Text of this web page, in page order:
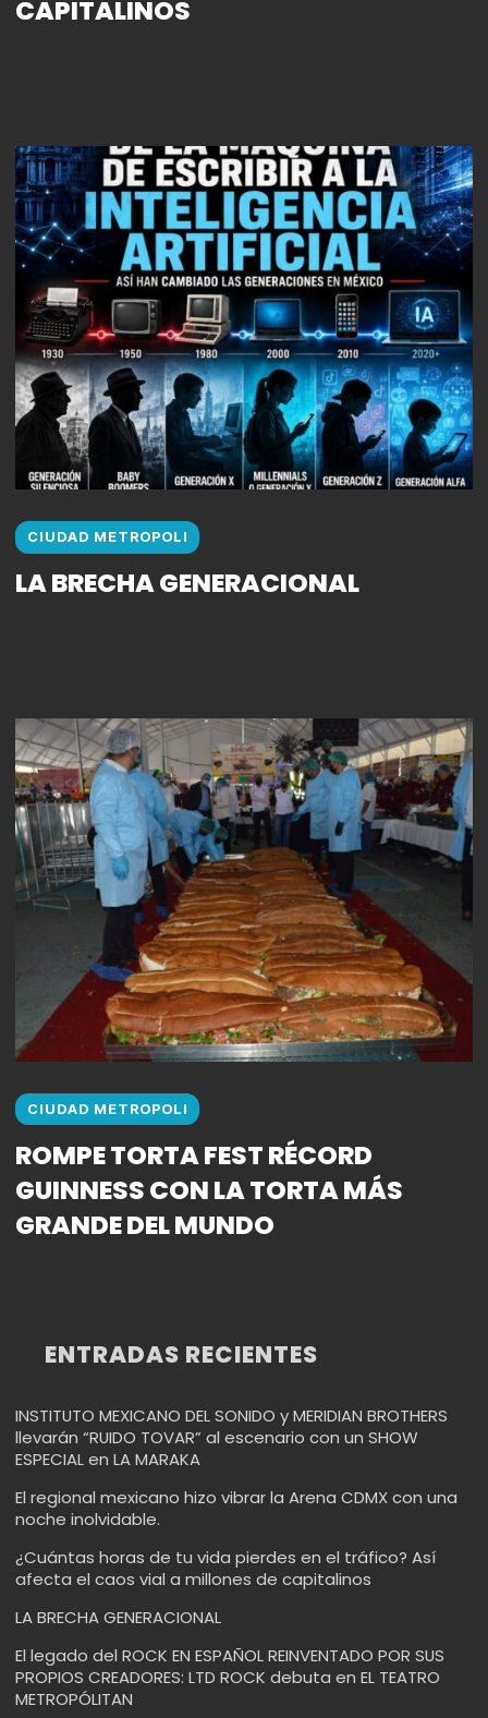
CAPITALINOS
CIUDAD METROPOLI
LA BRECHA GENERACIONAL
CIUDAD METROPOLI
ROMPE TORTA FEST RÉCORD
GUINNESS CON LA TORTA MÁS
GRANDE DEL MUNDO
ENTRADAS RECIENTES
INSTITUTO MEXICANO DEL SONIDO y MERIDIAN BROTHERS
llevarán “RUIDO TOVAR” al escenario con un SHOW
ESPECIAL en LA MARAKA
El regional mexicano hizo vibrar la Arena CDMX con una
noche inolvidable.
¿Cuántas horas de tu vida pierdes en el tráfico? Así
afecta el caos vial a millones de capitalinos
LA BRECHA GENERACIONAL
El legado del ROCK EN ESPAÑOL REINVENTADO POR SUS
PROPIOS CREADORES: LTD ROCK debuta en EL TEATRO
METROPÓLITAN